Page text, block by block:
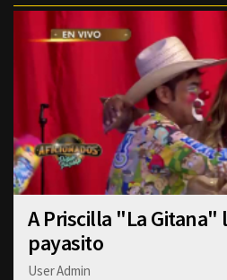
A Priscilla "La
payasito
User Admin